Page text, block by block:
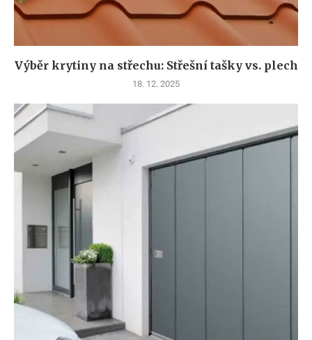
Výběr krytiny na střechu: Střešní tašky vs. plech
18. 12. 2025